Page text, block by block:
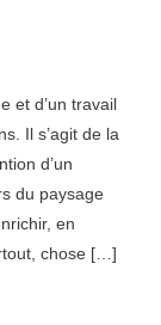
et d’un travail
Il s’agit de la
d’un
du paysage
en
chose […]